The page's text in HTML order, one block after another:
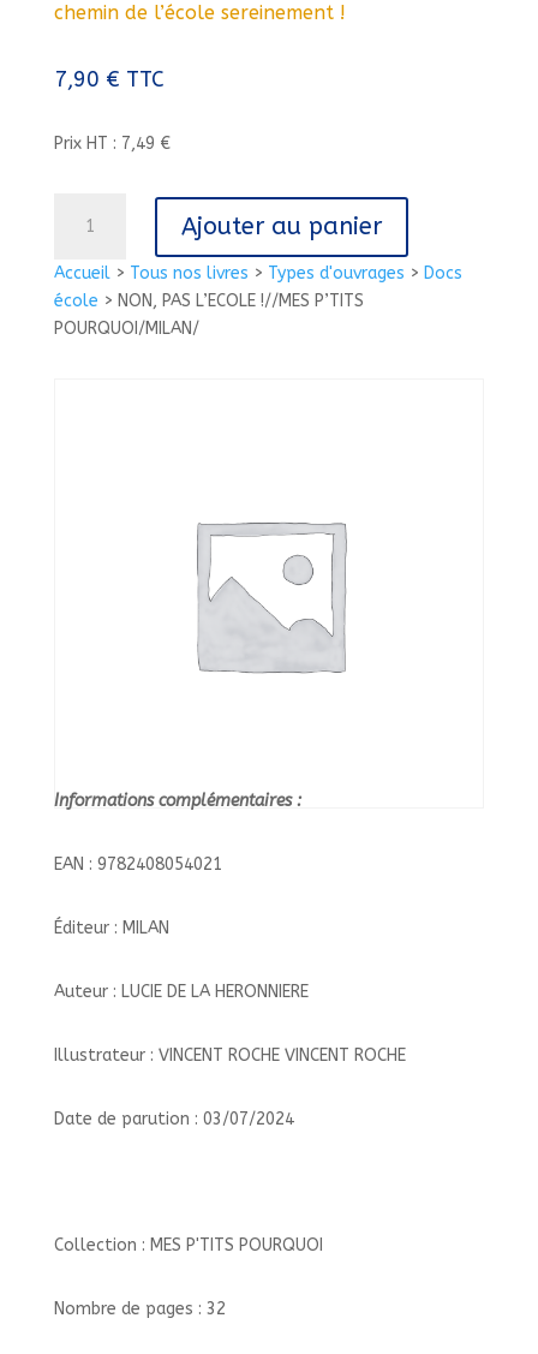
Accueil> Tous nos livres > Types d'ouvrages > Docs
école > NON, PAS L’ECOLE !//MES P’TITS
POURQUOI/MILAN/
chemin de l’école sereinement !
7,90 € TTC
Prix HT : 7,49 €
NON,
PAS
L'ECOLE
Ajouter au panier
Informations complémentaires :
EAN : 9782408054021
Éditeur : MILAN
Auteur : LUCIE DE LA HERONNIERE
Illustrateur : VINCENT ROCHE VINCENT ROCHE
Date de parution : 03/07/2024
Collection : MES P'TITS POURQUOI
Nombre de pages : 32